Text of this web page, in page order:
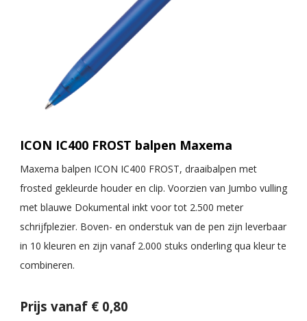
ICON IC400 FROST balpen Maxema
Maxema balpen ICON IC400 FROST, draaibalpen met
frosted gekleurde houder en clip. Voorzien van Jumbo vulling
met blauwe Dokumental inkt voor tot 2.500 meter
schrijfplezier. Boven- en onderstuk van de pen zijn leverbaar
in 10 kleuren en zijn vanaf 2.000 stuks onderling qua kleur te
combineren.
Prijs vanaf € 0,80